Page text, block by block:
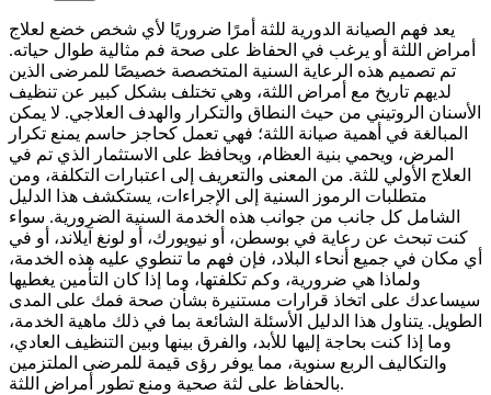
يعد فهم الصيانة الدورية للثة أمرًا ضروريًا لأي شخص خضع لعلاج
أمراض اللثة أو يرغب في الحفاظ على صحة فم مثالية طوال حياته.
تم تصميم هذه الرعاية السنية المتخصصة خصيصًا للمرضى الذين
لديهم تاريخ مع أمراض اللثة، وهي تختلف بشكل كبير عن تنظيف
الأسنان الروتيني من حيث النطاق والتكرار والهدف العلاجي. لا يمكن
المبالغة في أهمية صيانة اللثة؛ فهي تعمل كحاجز حاسم يمنع تكرار
المرض، ويحمي بنية العظام، ويحافظ على الاستثمار الذي تم في
العلاج الأولي للثة. من المعنى والتعريف إلى اعتبارات التكلفة، ومن
متطلبات الرموز السنية إلى الإجراءات، يستكشف هذا الدليل
الشامل كل جانب من جوانب هذه الخدمة السنية الضرورية. سواء
كنت تبحث عن رعاية في بوسطن، أو نيويورك، أو لونغ آيلاند، أو في
أي مكان في جميع أنحاء البلاد، فإن فهم ما تنطوي عليه هذه الخدمة،
ولماذا هي ضرورية، وكم تكلفتها، وما إذا كان التأمين يغطيها
سيساعدك على اتخاذ قرارات مستنيرة بشأن صحة فمك على المدى
الطويل. يتناول هذا الدليل الأسئلة الشائعة بما في ذلك ماهية الخدمة،
وما إذا كنت بحاجة إليها للأبد، والفرق بينها وبين التنظيف العادي،
والتكاليف الربع سنوية، مما يوفر رؤى قيمة للمرضى الملتزمين
بالحفاظ على لثة صحية ومنع تطور أمراض اللثة.